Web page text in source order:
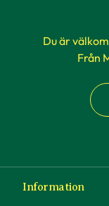
Du är
Från
Information